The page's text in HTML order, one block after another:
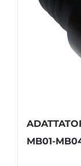
MB01-